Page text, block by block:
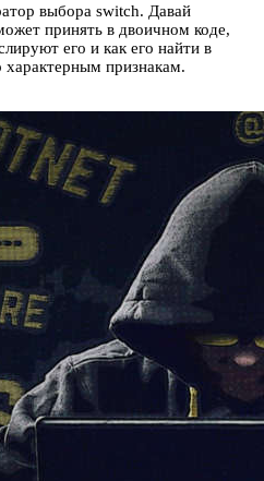
выбора switch. Давай
принять в двоичном коде,
его и как его найти в
характерным признакам.